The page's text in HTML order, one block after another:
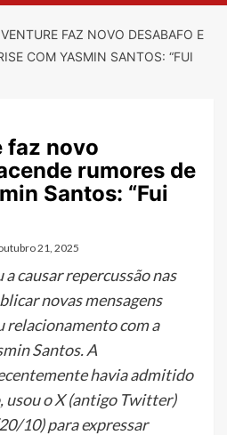
FAZ NOVO DESABAFO E
COM YASMIN SANTOS: “FUI
faz novo
rumores de
Santos: “Fui
21, 2025
causar repercussão nas
novas mensagens
relacionamento com a
Santos. A
havia admitido
usou o X (antigo Twitter)
10) para expressar